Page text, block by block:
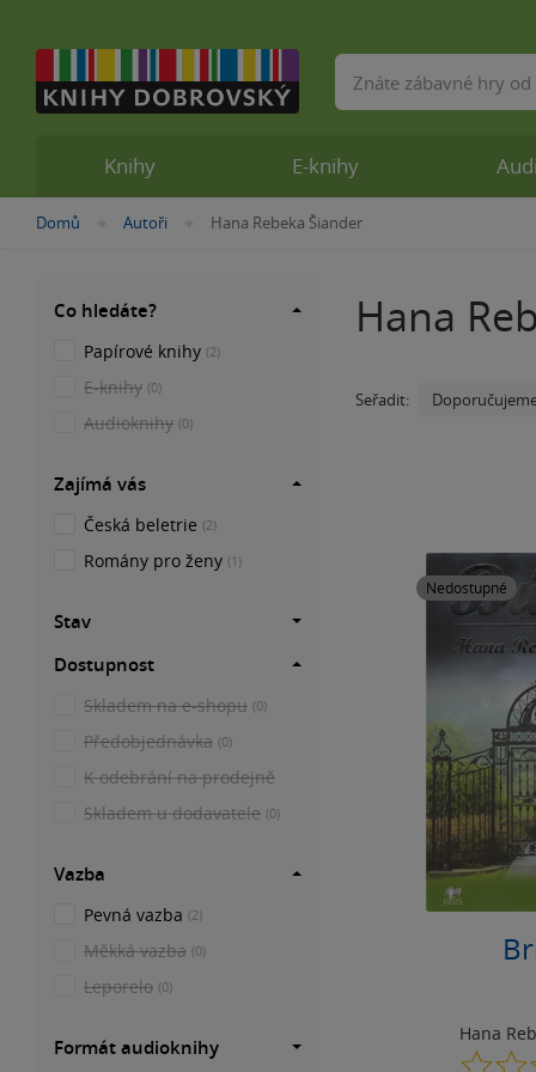
Nacházíte
Domů »Autoři »Hana Rebeka Šiander
Hana
Seřadit:
Nedostupné
Hana
Co hledáte?
Papírové knihy (2)
E-knihy (0)
Audioknihy (0)
Zajímá vás
Česká beletrie (2)
Romány pro ženy (1)
Stav
Dostupnost
Skladem na e-shopu (0)
Předobjednávka (0)
K odebrání na prodejně
Skladem u dodavatele (0)
Vazba
Pevná vazba (2)
Měkká vazba (0)
Leporelo (0)
Formát audioknihy
Knihy E-knihy
Vyhledávání